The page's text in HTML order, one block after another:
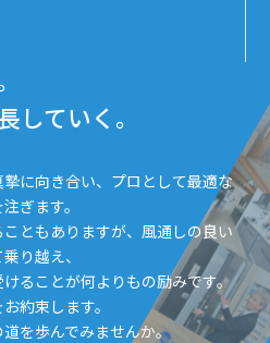
していく。
に向き合い、プロとして最適な
ぎます。
ともありますが、風通しの良い
り越え、
ることが何よりもの励みです。
約束します。
を歩んでみませんか。